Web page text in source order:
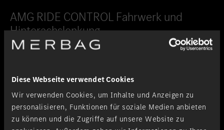
Diese Webseite verwendet Cookies
Wir verwenden Cookies, um Inhalte und Anzeigen zu
personalisieren, Funktionen für soziale Medien anbieten
zu können und die Zugriffe auf unsere Website zu
AMG RIDE CONTROL Fahrwerk und
Hinterachslenkung.
Sportlichkeit.
Das in Affalterbach entwickelte AMG RIDE CONTROL Fahrwerk mit
adaptiver Verstelldämpfung verbindet hohe Querdynamik mit
Langstreckenkomfort. Die Dämpfercharakteristik lässt sich in den
Stufen „Comfort“, „Sport“ und „Sport+“ individuell anpassen.